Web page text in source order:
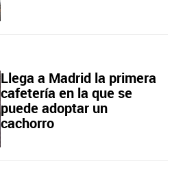
Llega a Madrid la primera
cafetería en la que se
puede adoptar un
cachorro